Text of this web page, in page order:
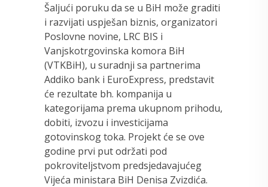
Šaljući poruku da se u BiH može graditi
i razvijati uspješan biznis, organizatori
Poslovne novine, LRC BIS i
Vanjskotrgovinska komora BiH
(VTKBiH), u suradnji sa partnerima
Addiko bank i EuroExpress, predstavit
će rezultate bh. kompanija u
kategorijama prema ukupnom prihodu,
dobiti, izvozu i investicijama
gotovinskog toka. Projekt će se ove
godine prvi put održati pod
pokroviteljstvom predsjedavajućeg
Vijeća ministara BiH Denisa Zvizdića.